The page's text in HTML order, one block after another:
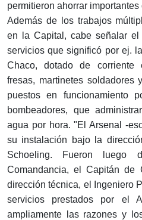
permitieron ahorrar importantes
Además de los trabajos
en la Capital, cabe señalar
servicios que significó por ej.
Chaco, dotado de corriente
fresas, martinetes soldadores
puestos en funcionamiento
bombeadores, que
agua por hora. "El Arsenal -
su instalación bajo la
Schoeling. Fueron luego
Comandancia, el Capitán de
dirección técnica, el Ingeniero
servicios prestados por el
ampliamente las razones y